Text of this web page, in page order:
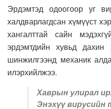
Эрдэмтэд одоогоор уг
халдварлагдсан хүмүүст
хангалттай сайн
эрдэмтдийн хувьд дахин
шинжилгээнд механик
илэрхийлжээ.
Хаврын улирал
Энэхүү вирусийн